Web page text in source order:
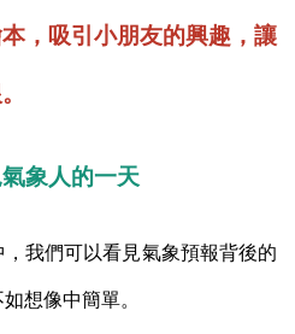
，吸引小朋友的興趣，讓
象人的一天
我們可以看見氣象預報背後的
想像中簡單。